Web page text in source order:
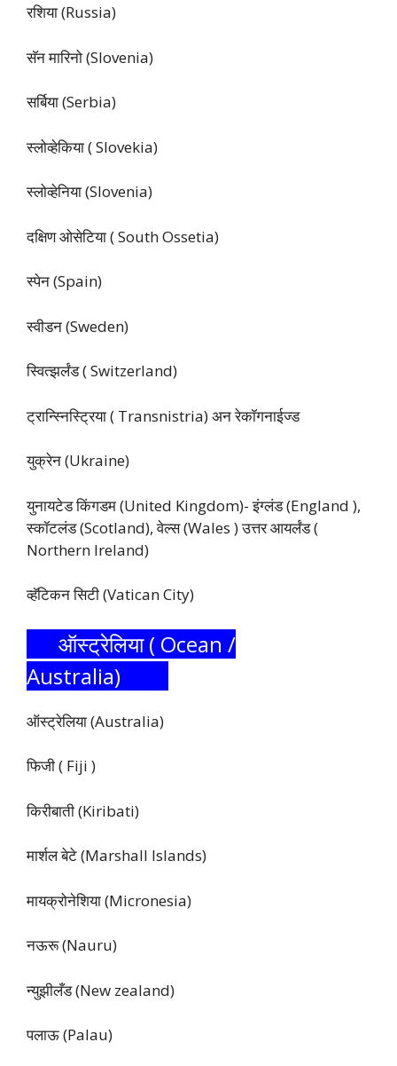
रशिया (Russia)
सॅन मारिनो (Slovenia)
सर्बिया (Serbia)
स्लोव्हेकिया ( Slovekia)
स्लोव्हेनिया (Slovenia)
दक्षिण ओसेटिया ( South Ossetia)
स्पेन (Spain)
स्वीडन (Sweden)
स्वित्झर्लंड ( Switzerland)
ट्रान्स्निस्ट्रिया ( Transnistria) अन रेकॉगनाईज्ड
युक्रेन (Ukraine)
युनायटेड किंगडम (United Kingdom)- इंग्लंड (England ),
स्कॉटलंड (Scotland), वेल्स (Wales ) उत्तर आयर्लंड (
Northern Ireland)
व्हॅटिकन सिटी (Vatican City)
ऑस्ट्रेलिया ( Ocean /
Australia)
ऑस्ट्रेलिया (Australia)
फिजी ( Fiji )
किरीबाती (Kiribati)
मार्शल बेटे (Marshall Islands)
मायक्रोनेशिया (Micronesia)
नऊरू (Nauru)
न्युझीलँड (New zealand)
पलाऊ (Palau)